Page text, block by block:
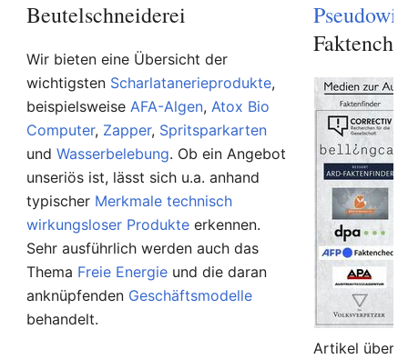
Beutelschneiderei
Wir bieten eine Übersicht der
wichtigsten Scharlatanerieprodukte,
beispielsweiseAFA-Algen,Atox Bio
Computer, Zapper, Spritsparkarten
undWasserbelebung. Ob ein Angebot
unseriös ist, lässt sich u.a. anhand
typischer Merkmale technisch
wirkungsloser Produkte erkennen.
Sehr ausführlich werden auch das
Thema Freie Energie und die daran
anknüpfenden Geschäftsmodelle
behandelt.
Artikel über